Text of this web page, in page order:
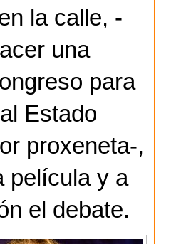
la calle, -
una
para
Estado
proxeneta-,
película y a
el debate.